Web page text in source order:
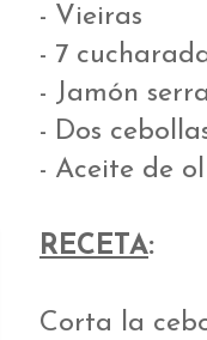
- Vieiras
- 7
- Jamón
- Dos
- Aceite de
RECETA:
Corta la